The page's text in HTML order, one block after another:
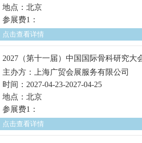
地点：北京
参展费1：
点击查看详情
2027（第十一届）中国国际骨科研究大
主办方：上海广贸会展服务有限公司
时间：2027-04-23-2027-04-25
地点：北京
参展费1：
点击查看详情